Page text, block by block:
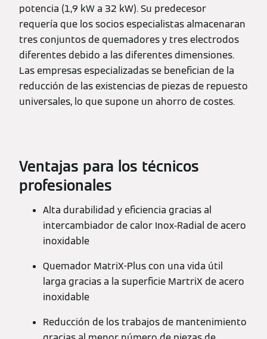
potencia (1,9 kW a 32 kW). Su predecesor
requería que los socios especialistas almacenaran
tres conjuntos de quemadores y tres electrodos
diferentes debido a las diferentes dimensiones.
Las empresas especializadas se benefician de la
reducción de las existencias de piezas de repuesto
universales, lo que supone un ahorro de costes.
Ventajas para los técnicos
profesionales
Alta durabilidad y eficiencia gracias al
intercambiador de calor Inox-Radial de acero
inoxidable
Quemador MatriX-Plus con una vida útil
larga gracias a la superficie MartriX de acero
inoxidable
Reducción de los trabajos de mantenimiento